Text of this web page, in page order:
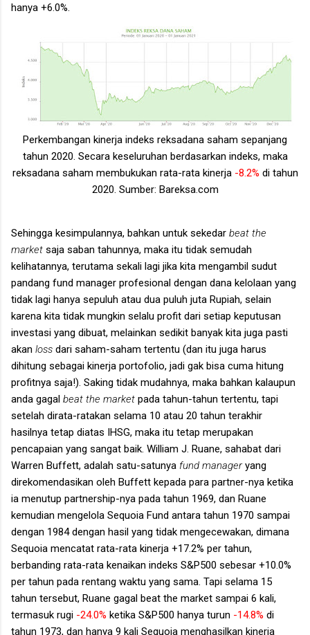
hanya +6.0%.
Perkembangan kinerja indeks reksadana saham sepanjang
tahun 2020. Secara keseluruhan berdasarkan indeks, maka
reksadana saham membukukan rata-rata kinerja -8.2% di tahun
2020. Sumber: Bareksa.com
Sehingga kesimpulannya, bahkan untuk sekedar beat the
market saja saban tahunnya, maka itu tidak semudah
kelihatannya, terutama sekali lagi jika kita mengambil sudut
pandang fund manager profesional dengan dana kelolaan yang
tidak lagi hanya sepuluh atau dua puluh juta Rupiah, selain
karena kita tidak mungkin selalu profit dari setiap keputusan
investasi yang dibuat, melainkan sedikit banyak kita juga pasti
akan loss dari saham-saham tertentu (dan itu juga harus
dihitung sebagai kinerja portofolio, jadi gak bisa cuma hitung
profitnya saja!). Saking tidak mudahnya, maka bahkan kalaupun
anda gagal beat the market pada tahun-tahun tertentu, tapi
setelah dirata-ratakan selama 10 atau 20 tahun terakhir
hasilnya tetap diatas IHSG, maka itu tetap merupakan
pencapaian yang sangat baik. William J. Ruane, sahabat dari
Warren Buffett, adalah satu-satunya fund manageryang
direkomendasikan oleh Buffett kepada para partner-nya ketika
ia menutup partnership-nya pada tahun 1969, dan Ruane
kemudian mengelola Sequoia Fund antara tahun 1970 sampai
dengan 1984 dengan hasil yang tidak mengecewakan, dimana
Sequoia mencatat rata-rata kinerja +17.2% per tahun,
berbanding rata-rata kenaikan indeks S&P500 sebesar +10.0%
per tahun pada rentang waktu yang sama. Tapi selama 15
tahun tersebut, Ruane gagal beat the market sampai 6 kali,
termasuk rugi -24.0% ketika S&P500 hanya turun -14.8% di
tahun 1973, dan hanya 9 kali Sequoia menghasilkan kinerja